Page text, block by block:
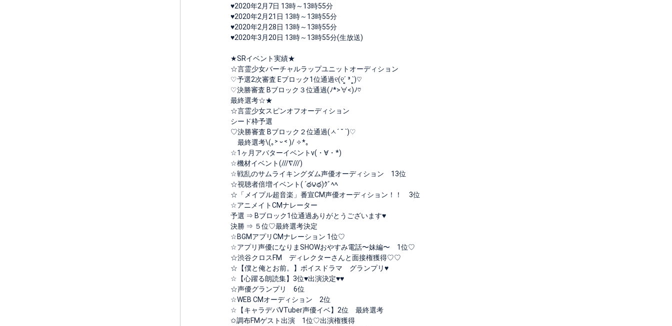
♥️2020年2月7日 13時～13時55分
♥️2020年2月21日 13時～13時55分
♥️2020年2月28日 13時～13時55分
♥️2020年3月20日 13時～13時55分(生放送)
★SRイベント実績★
☆言霊少女バーチャルラップユニットオーディション
♡予選2次審査 Eブロック1位通過୧(୧ˊ͈ ³ ˋ͈)♡
♡決勝審査 Bブロック３位通過(ﾉ*>∀<)ﾉ♡
最終選考☆★
☆言霊少女スピンオフオーディション
シード枠予選
♡決勝審査 Bブロック２位通過(ㅅ´ ˘ `)♡
最終選考\(｡˃ ᵕ ˂ )/ ✧*｡
☆1ヶ月アバターイベントv(・∀・*)
☆機材イベント(///∇///)
☆戦乱のサムライキングダム声優オーディション 13位
☆視聴者倍増イベント( ´థ౪థ)ｸﾞﾍﾍ
☆「メイプル超音楽」番宣CM声優オーディション！！ 3位
☆アニメイトCMナレーター
予選 ⇒ Bブロック1位通過ありがとうございます♥️
決勝 ⇒ ５位♡最終選考決定
☆BGMアプリCMナレーション 1位♡
☆アプリ声優になりまSHOWおやすみ電話〜妹編〜 1位♡
☆渋谷クロスFM ディレクターさんと面接権獲得♡♡
☆【僕と俺とお前。】ボイスドラマ グランプリ♥️
☆【心躍る朗読集】3位♥️出演決定♥️♥️
☆声優グランプリ 6位
☆WEB CMオーディション 2位
☆【キャラデパVTuber声優イベ】2位 最終選考
✩調布FMゲスト出演 1位♡出演権獲得